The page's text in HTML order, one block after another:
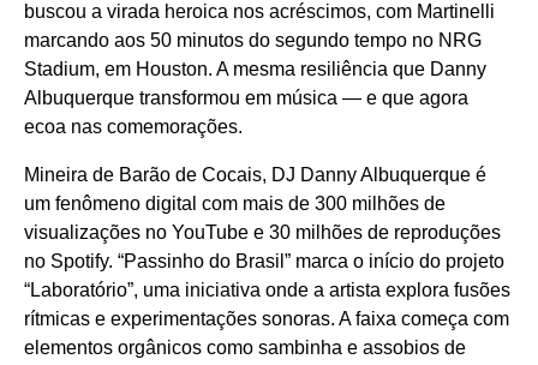
buscou a virada heroica nos acréscimos, com Martinelli
marcando aos 50 minutos do segundo tempo no NRG
Stadium, em Houston. A mesma resiliência que Danny
Albuquerque transformou em música — e que agora
ecoa nas comemorações.
Mineira de Barão de Cocais, DJ Danny Albuquerque é
um fenômeno digital com mais de 300 milhões de
visualizações no YouTube e 30 milhões de reproduções
no Spotify. “Passinho do Brasil” marca o início do projeto
“Laboratório”, uma iniciativa onde a artista explora fusões
rítmicas e experimentações sonoras. A faixa começa com
elementos orgânicos como sambinha e assobios de